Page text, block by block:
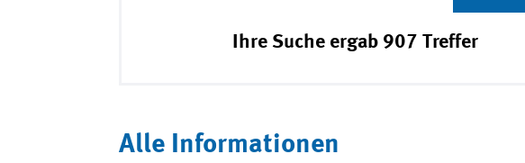
Ihre Suche ergab 907 Treffer
Alle Informationen